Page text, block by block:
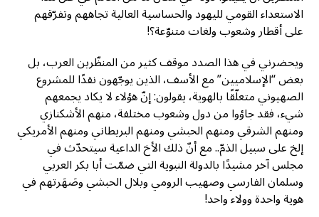
الاستعداء القومي لليهود والحساسية العالية تجاههم وتفرّقهم
على أقطار وشعوب ولغات متنوّعة؟!
ويحضرني في هذا الصدد موقف كثير من المنظّرين العرب، بل
بعض “الإسلاميين” مع الأسف، الذين يوجّهون نقدًا للمشروع
الصهيوني متعلّقًا بالهوية، يقولون: إنّ هؤلاء لا يكاد يجمعهم
شيء، فقد جاؤوا من دول وشعوب مختلفة، منهم الأشكنازي
ومنهم الشرقي ومنهم الحبشي ومنهم البريطاني ومنهم الأمريكي
إلخ على سبيل الذمّ.. مع أنّ ذلك الأخ الداعية سيتحدّث في
مجلس آخر مشيدًا بالدولة النبوية التي ضمّت أبا بكر العربي
وسلمان الفارسي وصهيب الرومي وبلال الحبشي وصَهَرتهم في
هوية واحدة وولاء واحد!